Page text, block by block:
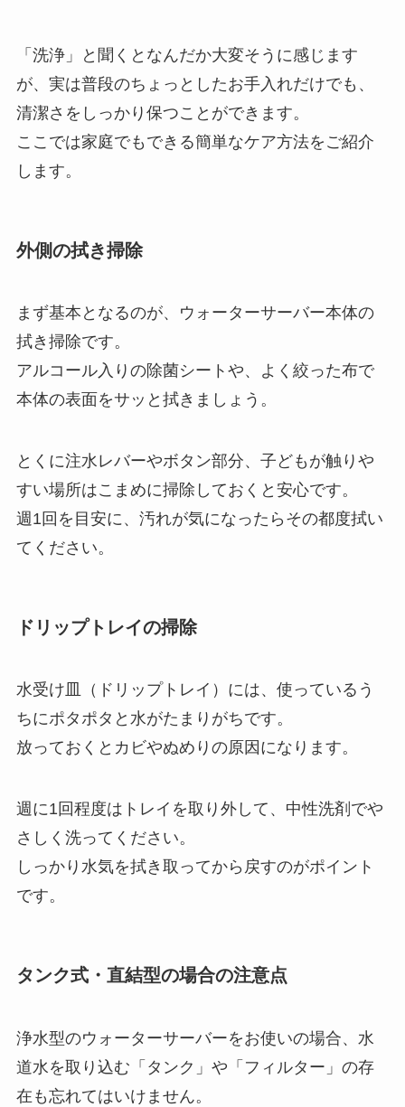
「洗浄」と聞くとなんだか大変そうに感じます
が、実は普段のちょっとしたお手入れだけでも、
清潔さをしっかり保つことができます。
ここでは家庭でもできる簡単なケア方法をご紹介
します。
外側の拭き掃除
まず基本となるのが、ウォーターサーバー本体の
拭き掃除です。
アルコール入りの除菌シートや、よく絞った布で
本体の表面をサッと拭きましょう。
とくに注水レバーやボタン部分、子どもが触りや
すい場所はこまめに掃除しておくと安心です。
週1回を目安に、汚れが気になったらその都度拭い
てください。
ドリップトレイの掃除
水受け皿（ドリップトレイ）には、使っているう
ちにポタポタと水がたまりがちです。
放っておくとカビやぬめりの原因になります。
週に1回程度はトレイを取り外して、中性洗剤でや
さしく洗ってください。
しっかり水気を拭き取ってから戻すのがポイント
です。
タンク式・直結型の場合の注意点
浄水型のウォーターサーバーをお使いの場合、水
道水を取り込む「タンク」や「フィルター」の存
在も忘れてはいけません。